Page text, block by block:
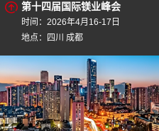
第十四届国际镁业峰会
时间：2026年4月16-17日
地点：四川 成都